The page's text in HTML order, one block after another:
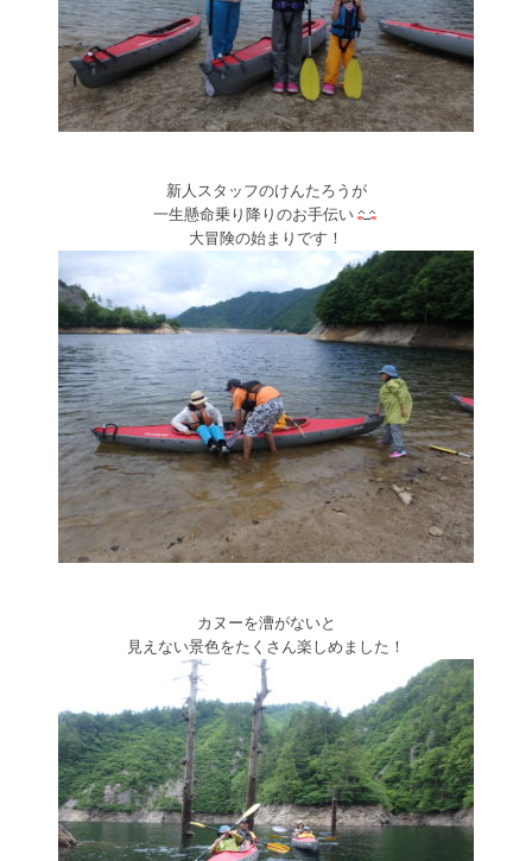
新人スタッフのけんたろうが
一生懸命乗り降りのお手伝い
大冒険の始まりです！
カヌーを漕がないと
見えない景色をたくさん楽しめました！